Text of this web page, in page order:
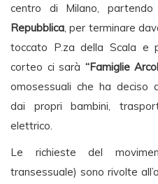
centro di Milano,
Repubblica, per terminare
toccato P.za della Scala e
corteo ci sarà “Famiglie
omosessuali che ha deciso
dai propri bambini,
elettrico.
Le richieste del
transessuale) sono rivolte